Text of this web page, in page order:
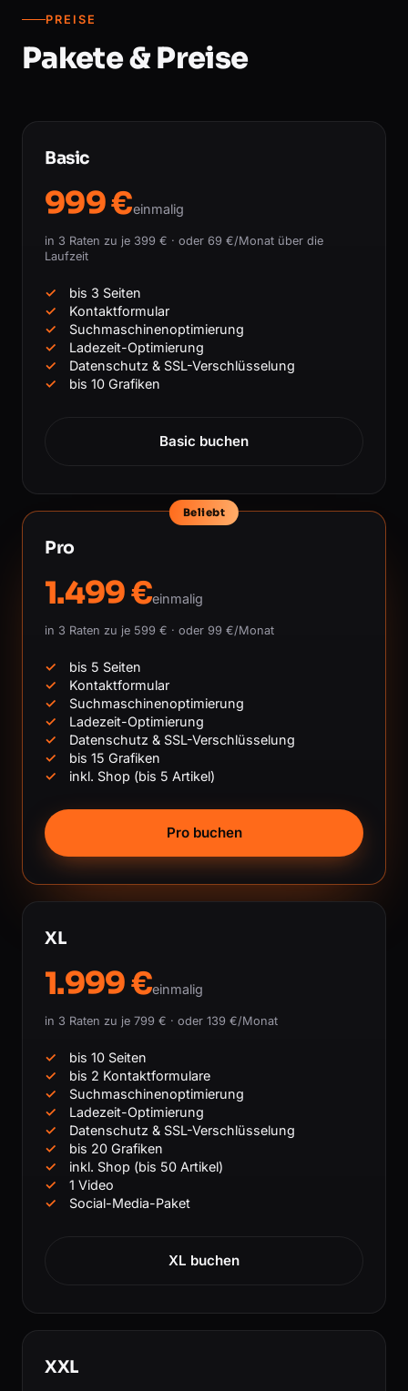
PREISE
Pakete & Preise
Basic
999 €einmalig
in 3 Raten zu je 399 € · oder 69 €/Monat über die
Laufzeit
bis 3 Seiten
Kontaktformular
Suchmaschinenoptimierung
Ladezeit-Optimierung
Datenschutz & SSL-Verschlüsselung
bis 10 Grafiken
Basic buchen
Beliebt
Pro
1.499 €einmalig
in 3 Raten zu je 599 € · oder 99 €/Monat
bis 5 Seiten
Kontaktformular
Suchmaschinenoptimierung
Ladezeit-Optimierung
Datenschutz & SSL-Verschlüsselung
bis 15 Grafiken
inkl. Shop (bis 5 Artikel)
Pro buchen
XL
1.999 €einmalig
in 3 Raten zu je 799 € · oder 139 €/Monat
bis 10 Seiten
bis 2 Kontaktformulare
Suchmaschinenoptimierung
Ladezeit-Optimierung
Datenschutz & SSL-Verschlüsselung
bis 20 Grafiken
inkl. Shop (bis 50 Artikel)
1 Video
Social-Media-Paket
XL buchen
XXL